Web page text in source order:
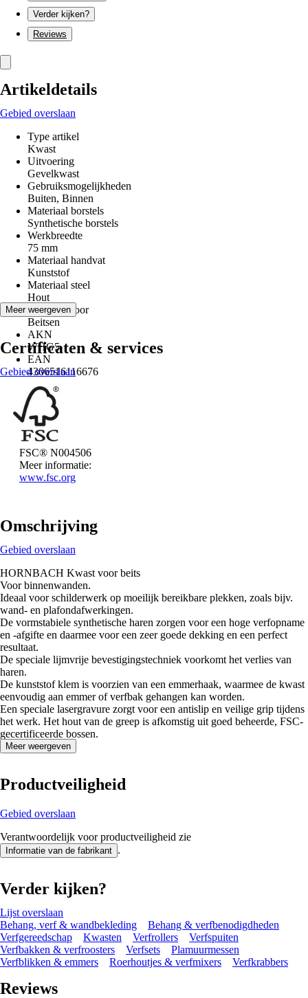
Verder kijken?
Reviews
Artikeldetails
Gebied overslaan
Type artikel
Kwast
Uitvoering
Gevelkwast
Gebruiksmogelijkheden
Buiten, Binnen
Materiaal borstels
Synthetische borstels
Werkbreedte
75 mm
Materiaal handvat
Kunststof
Materiaal steel
Hout
Geschikt voor
Beitsen
AKN
WHG5
EAN
4306516116676
Meer weergeven
Certificaten & services
Gebied overslaan
FSC® N004506
Meer informatie:
www.fsc.org
Omschrijving
Gebied overslaan
HORNBACH Kwast voor beits
Voor binnenwanden.
Ideaal voor schilderwerk op moeilijk bereikbare plekken, zoals bijv.
wand- en plafondafwerkingen.
De vormstabiele synthetische haren zorgen voor een hoge verfopname
en -afgifte en daarmee voor een zeer goede dekking en een perfect
resultaat.
De speciale lijmvrije bevestigingstechniek voorkomt het verlies van
haren.
De kunststof klem is voorzien van een emmerhaak, waarmee de kwast
eenvoudig aan emmer of verfbak gehangen kan worden.
Een speciale lasergravure zorgt voor een antislip en veilige grip tijdens
het werk. Het hout van de greep is afkomstig uit goed beheerde, FSC-
gecertificeerde bossen.
Meer weergeven
Productveiligheid
Gebied overslaan
Verantwoordelijk voor productveiligheid zie
Informatie van de fabrikant .
Verder kijken?
Lijst overslaan
Behang, verf & wandbekleding
Behang & verfbenodigdheden
Verfgereedschap
Kwasten Verfrollers
Verfspuiten
Verfbakken & verfroosters
Verfsets
Plamuurmessen
Verfblikken & emmers
Roerhoutjes & verfmixers Verfkrabbers
Reviews